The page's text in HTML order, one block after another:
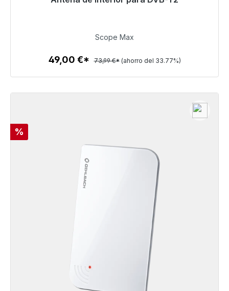
Listo para envío inmediato, plazo de entrega 48h*
Detalles
Scope Max
49,00 €* 73,99 €* (ahorro del 33.77%)
Descuento
%